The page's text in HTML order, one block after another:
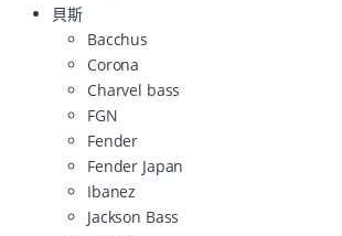
貝斯
Bacchus
Corona
Charvel bass
FGN
Fender
Fender Japan
Ibanez
Jackson Bass